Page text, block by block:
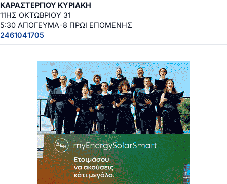
ΚΑΡΑΣΤΕΡΓΙΟΥ ΚΥΡΙΑΚΗ
11ΗΣ ΟΚΤΩΒΡΙΟΥ 31
5:30 ΑΠΟΓΕΥΜΑ-8 ΠΡΩΙ ΕΠΟΜΕΝΗΣ
2461041705